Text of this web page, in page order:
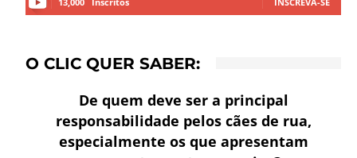
O CLIC QUER SABER:
De quem deve ser a principal
responsabilidade pelos cães de rua,
especialmente os que apresentam